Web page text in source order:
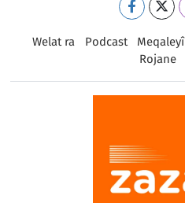
Welat ra Podcast Meqaleyî
Rojane